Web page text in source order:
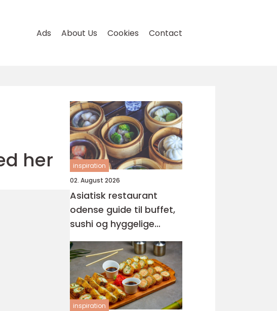
Ads About Us Cookies Contact
her
inspiration
02. August 2026
Asiatisk restaurant
odense guide til buffet,
sushi og hyggelige
rammer
inspiration